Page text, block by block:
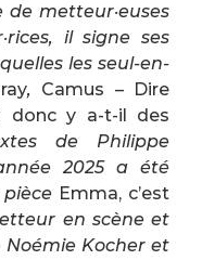
metteur·euses
il signe ses
les seul-en-
, Camus – Dire
donc y a-t-il des
de Philippe
2025 a été
Emma, c’est
en scène et
Noémie Kocher et